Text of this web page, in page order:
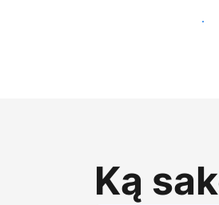
Pritraukti naujų
Ką